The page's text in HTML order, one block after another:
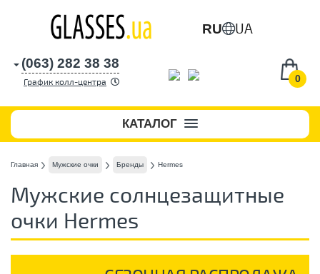
RU UA
0
(063) 282 38 38
График колл-центра
КАТАЛОГ
Главная Мужские очки Бренды Hermes
Мужские солнцезащитные
очки Hermes